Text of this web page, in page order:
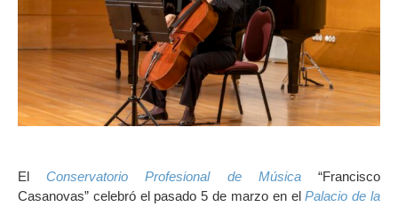
ElConservatorio Profesional de Música“Francisco
Casanovas” celebró el pasado 5 de marzo en elPalacio de la